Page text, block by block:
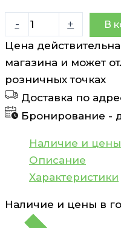
-
Количество
товара
Средство
купания
Bubchen
400
+ В
Цена
магазина и может
розничных точках
Доставка по
Бронирование -
Наличие и цены
Описание
Характеристики
Наличие и цены в